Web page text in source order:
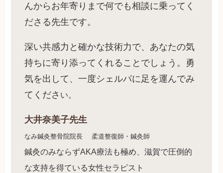
んからお年寄りまで何でも相談に乗ってく
ださる先生です。
深い共感力と確かな技術力で、あなたの気
持ちに寄り添ってくれることでしょう。勇
気を出して、一度シェルパに足を運んでみ
てくださ い。
大井奈美子先生
なみ鍼灸整骨院院長 柔道整復師・鍼灸師
鍼灸のみならずAKA療法も極め、滋賀で圧倒的
な支持を得ている女性セラピスト